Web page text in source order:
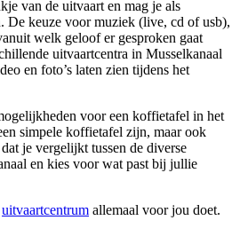
van de uitvaart en mag je als
De keuze voor muziek (live, cd of usb),
welk geloof er gesproken gaat
uitvaartcentra in Musselkanaal
en foto’s laten zien tijdens het
voor een koffietafel in het
simpele koffietafel zijn, maar ook
je vergelijkt tussen de diverse
en kies voor wat past bij jullie
uitvaartcentrum allemaal voor jou doet.